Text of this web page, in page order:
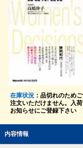
在庫状況：品切れのためご
注文いただけません。入荷
お知らせにご登録下さい
内容情報